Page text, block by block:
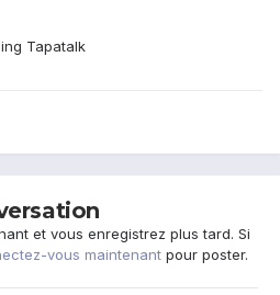
Tapatalk
et vous enregistrez plus tard. Si
vous maintenant pour poster.